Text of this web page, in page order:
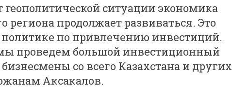
геополитической ситуации экономика
региона продолжает развиваться. Это
политике по привлечению инвестиций.
мы проведем большой инвестиционный
со всего Казахстана и других
Аксакалов.